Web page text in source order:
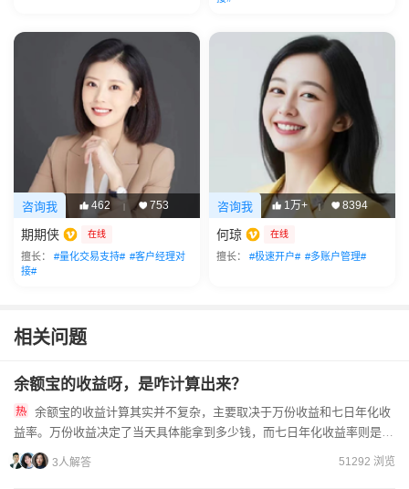
咨询我 462 | 753
期期侠 在线
擅长： #量化交易支持# #客户经理对
接#
咨询我 1万+ | 8394
何琼 在线
擅长： #极速开户# #多账户管理#
相关问题
余额宝的收益呀，是咋计算出来？
益率。万份收益决定了当天具体能拿到多少钱，而七日年化收益率则是用
来参考近期收益水平的指标。具体公式：当日收益=已确认金额/1...
3人解答 51292 浏览